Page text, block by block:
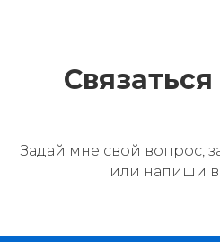
Задай мне свой вопрос,
или напиши в